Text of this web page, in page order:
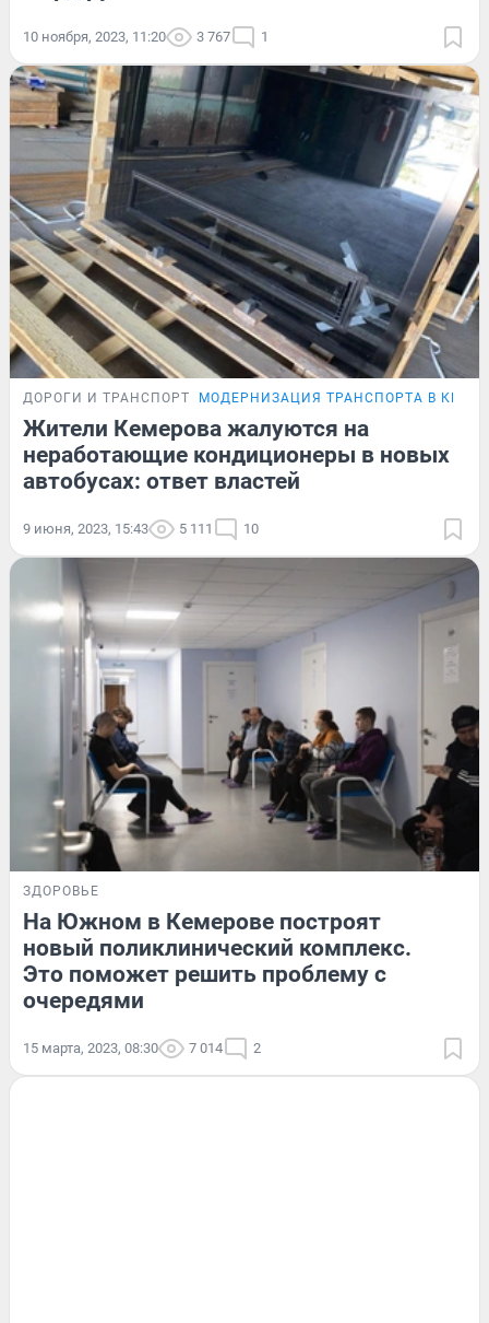
10 ноября, 2023, 11:20 3 767 1
ДОРОГИ И ТРАНСПОРТ МОДЕРНИЗАЦИЯ ТРАНСПОРТА В
Жители Кемерова жалуются на
неработающие кондиционеры в новых
автобусах: ответ властей
9 июня, 2023, 15:43 5 111 10
ЗДОРОВЬЕ
На Южном в Кемерове построят
новый поликлинический комплекс.
Это поможет решить проблему с
очередями
15 марта, 2023, 08:30 7 014 2